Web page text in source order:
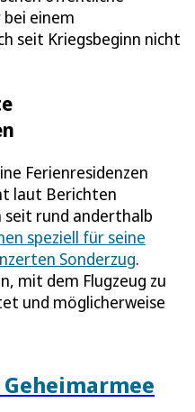
einem
seit Kriegsbeginn nicht
Ferienresidenzen
laut Berichten
seit rund anderthalb
speziell für seine
Sonderzug.
mit dem Flugzeug zu
und möglicherweise